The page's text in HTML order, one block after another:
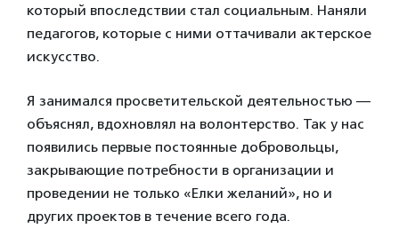
который впоследствии стал социальным. Наняли
педагогов, которые с ними оттачивали актерское
искусство.
Я занимался просветительской деятельностью —
объяснял, вдохновлял на волонтерство. Так у нас
появились первые постоянные добровольцы,
закрывающие потребности в организации и
проведении не только «Елки желаний», но и
других проектов в течение всего года.